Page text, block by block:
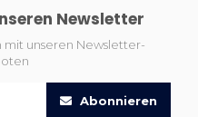
Newsletter
unseren Newsletter-
Abonnieren